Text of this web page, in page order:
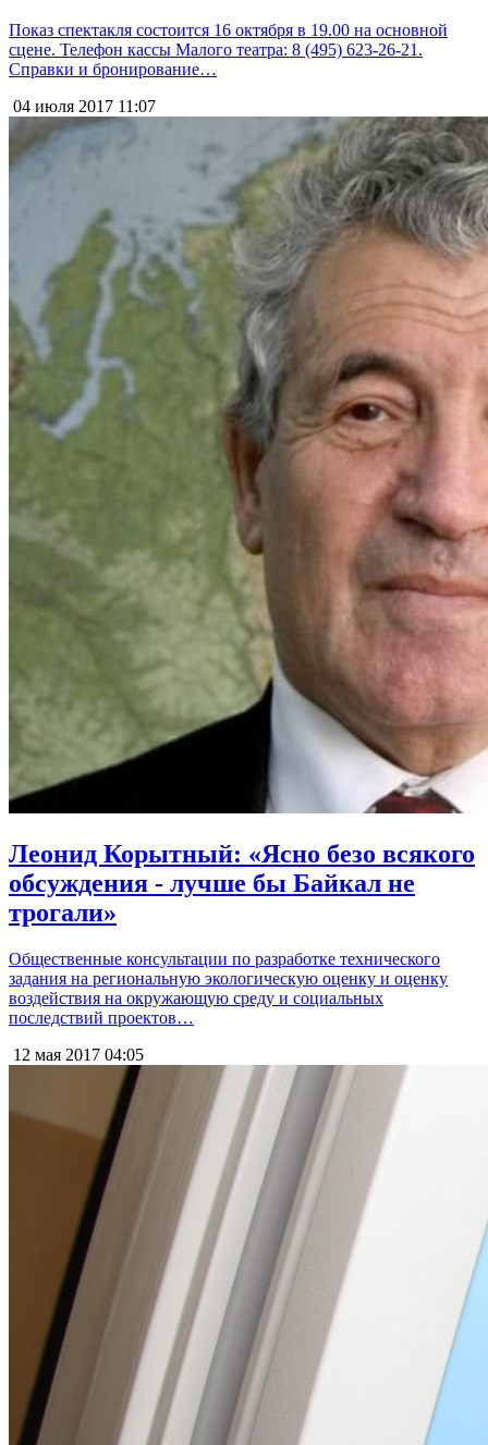
Показ спектакля состоится 16 октября в 19.00 на основной
сцене. Телефон кассы Малого театра: 8 (495) 623-26-21.
Справки и бронирование…
04 июля 2017 11:07
Леонид Корытный: «Ясно безо всякого
обсуждения - лучше бы Байкал не
трогали»
Общественные консультации по разработке технического
задания на региональную экологическую оценку и оценку
воздействия на окружающую среду и социальных
последствий проектов…
12 мая 2017 04:05